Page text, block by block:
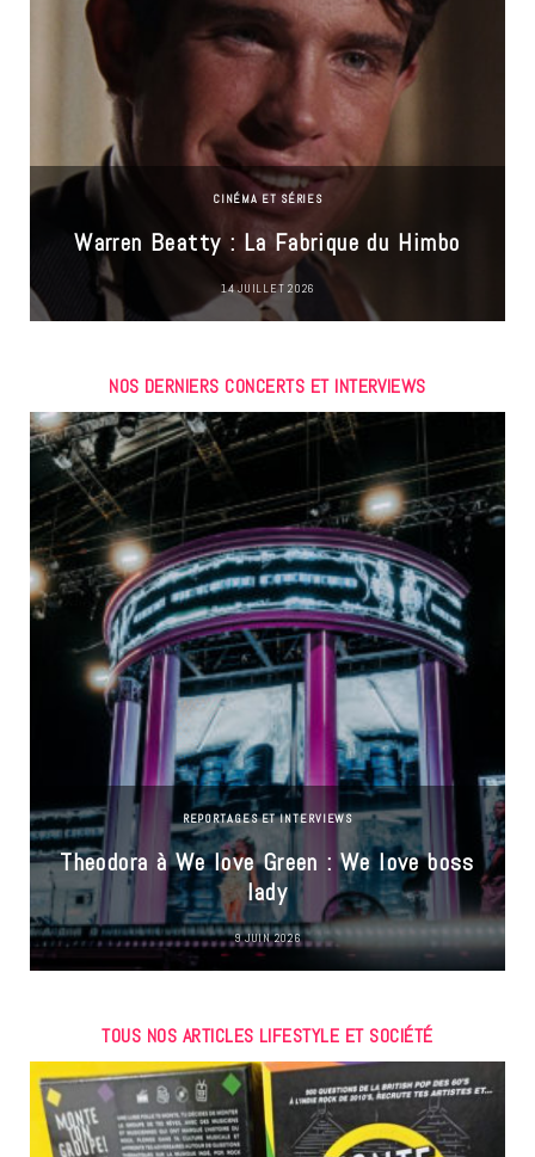
CINÉMA ET SÉRIES
Warren Beatty : La Fabrique du Himbo
14 JUILLET 2026
NOS DERNIERS CONCERTS ET INTERVIEWS
REPORTAGES ET INTERVIEWS
Theodora à We love Green : We love boss
lady
9 JUIN 2026
TOUS NOS ARTICLES LIFESTYLE ET SOCIÉTÉ